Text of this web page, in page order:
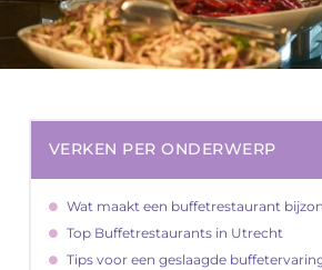
VERKEN PER ONDERWERP
Wat maakt een buffetrestaurant
Top Buffetrestaurants in Utrecht
Tips voor een geslaagde